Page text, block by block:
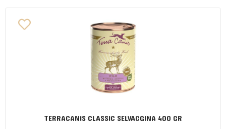
TERRACANIS CLASSIC SELVAGGINA 400 GR